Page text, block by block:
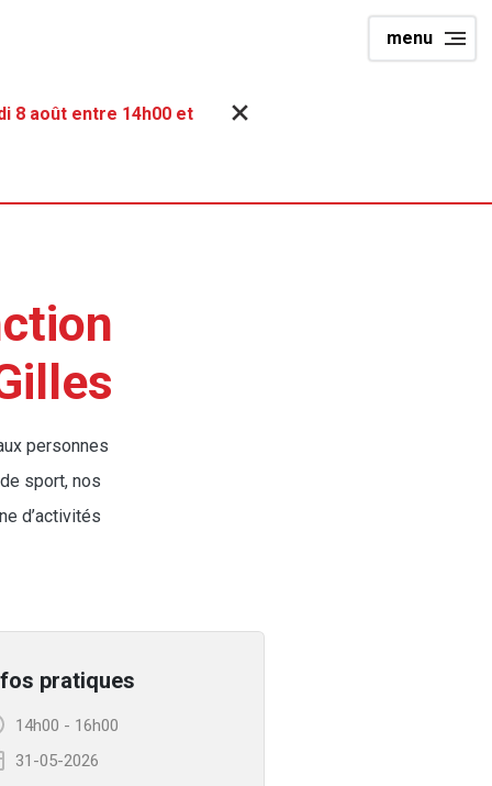
menu
8 août entre 14h00 et
personnes
sport, nos
d’activités
pratiques
14h00 - 16h00
31-05-2026